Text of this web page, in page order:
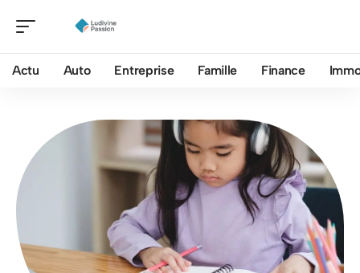
Actu Auto Entreprise Famille Finance